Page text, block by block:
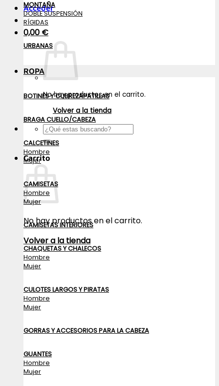
Acceder
0,00 €
No hay productos en el carrito.
Volver a la tienda
Buscar
por:
Carrito
No hay productos en el carrito.
Volver a la tienda
MONTAÑA
DOBLE SUSPENSIÓN
RÍGIDAS
URBANAS
ROPA
BOTINES Y CUBREZAPATILLAS
BRAGA CUELLO/CABEZA
CALCETINES
Hombre
Mujer
CAMISETAS
Hombre
Mujer
CAMISETAS INTERIORES
CHAQUETAS Y CHALECOS
Hombre
Mujer
CULOTES LARGOS Y PIRATAS
Hombre
Mujer
GORRAS Y ACCESORIOS PARA LA CABEZA
GUANTES
Hombre
Mujer